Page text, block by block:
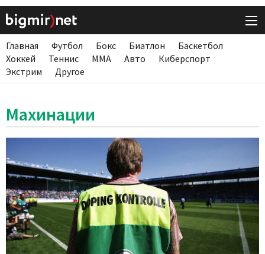
Главная Футбол Бокс Биатлон
Баскетбол
Хоккей
Теннис ММА Авто
Киберспорт
Экстрим
Другое
Махинации